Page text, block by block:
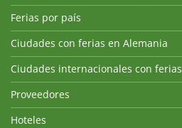
Ferias por país
Ciudades con ferias en Alemania
Ciudades internacionales con ferias
Proveedores
Hoteles